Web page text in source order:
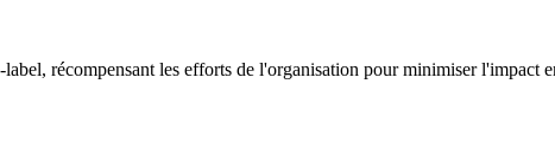
récompensant les efforts de l'organisation pour minimiser l'impact